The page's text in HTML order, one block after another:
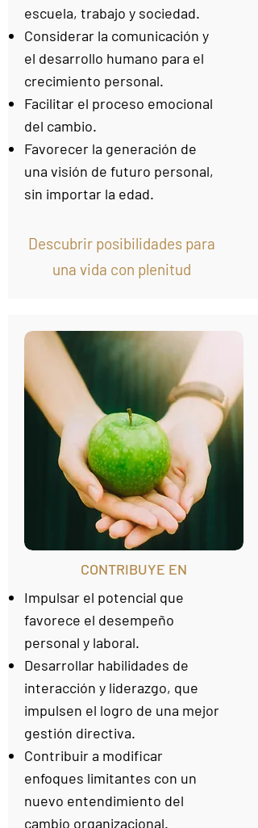
escuela, trabajo y sociedad.
Considerar la comunicación y
el desarrollo humano para el
crecimiento personal.
Facilitar el proceso emocional
del cambio.
Favorecer la generación de
una visión de futuro personal,
sin importar la edad.
Descubrir posibilidades para
una vida con plenitud
CONTRIBUYE EN
Impulsar el potencial que
favorece el desempeño
personal y laboral.
Desarrollar habilidades de
interacción y liderazgo, que
impulsen el logro de una mejor
gestión directiva.
Contribuir a modificar
enfoques limitantes con un
nuevo entendimiento del
cambio organizacional.